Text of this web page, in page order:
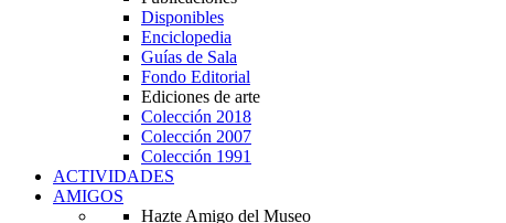
Disponibles
Enciclopedia
Guías de Sala
Fondo Editorial
Ediciones de arte
Colección 2018
Colección 2007
Colección 1991
ACTIVIDADES
AMIGOS
Hazte Amigo del Museo